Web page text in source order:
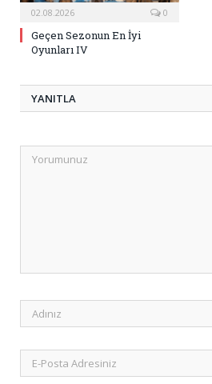
02.08.2026 0
Geçen Sezonun En İyi
Oyunları IV
YANITLA